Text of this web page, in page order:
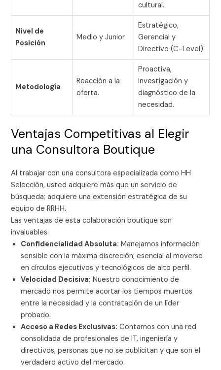
cultural.
Nivel de
Posición
Medio y Junior.
Estratégico,
Gerencial y
Directivo (C-Level).
Metodología
Reacción a la
oferta.
Proactiva,
investigación y
diagnóstico de la
necesidad.
Ventajas Competitivas al Elegir
una Consultora Boutique
Al trabajar con una consultora especializada como HH
Selección, usted adquiere más que un servicio de
búsqueda; adquiere una extensión estratégica de su
equipo de RRHH.
Las ventajas de esta colaboración boutique son
invaluables:
Confidencialidad Absoluta: Manejamos información
sensible con la máxima discreción, esencial al moverse
en círculos ejecutivos y tecnológicos de alto perfil.
Velocidad Decisiva: Nuestro conocimiento de
mercado nos permite acortar los tiempos muertos
entre la necesidad y la contratación de un líder
probado.
Acceso a Redes Exclusivas: Contamos con una red
consolidada de profesionales de IT, ingeniería y
directivos, personas que no se publicitan y que son el
verdadero activo del mercado.